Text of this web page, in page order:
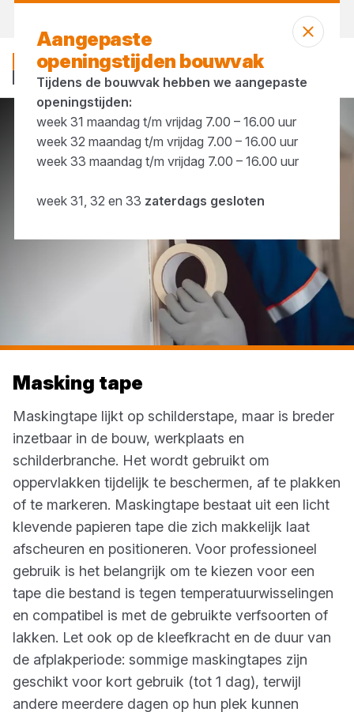
Masking tape
Masking tape
Maskingtape lijkt op schilderstape, maar is breder
inzetbaar in de bouw, werkplaats en
schilderbranche. Het wordt gebruikt om
oppervlakken tijdelijk te beschermen, af te plakken
of te markeren. Maskingtape bestaat uit een licht
klevende papieren tape die zich makkelijk laat
afscheuren en positioneren. Voor professioneel
gebruik is het belangrijk om te kiezen voor een
tape die bestand is tegen temperatuurwisselingen
en compatibel is met de gebruikte verfsoorten of
lakken. Let ook op de kleefkracht en de duur van
de afplakperiode: sommige maskingtapes zijn
geschikt voor kort gebruik (tot 1 dag), terwijl
andere meerdere dagen op hun plek kunnen
Aangepaste
openingstijden bouwvak
Tijdens de bouwvak hebben we aangepaste
openingstijden:
week 31 maandag t/m vrijdag 7.00 – 16.00 uur
week 32 maandag t/m vrijdag 7.00 – 16.00 uur
week 33 maandag t/m vrijdag 7.00 – 16.00 uur
week 31, 32 en 33 zaterdags gesloten